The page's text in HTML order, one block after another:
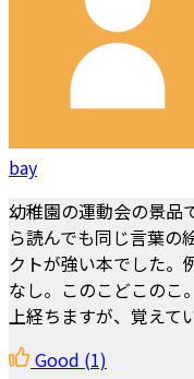
bay
幼稚園の運動会の景品
ら読んでも同じ言葉の
クトが強い本でした。
なし。このこどこのこ
上経ちますが、覚えて
Good (1)